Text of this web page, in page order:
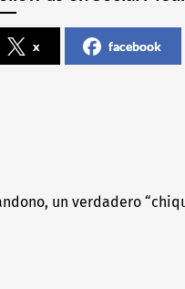
x facebook
un verdadero